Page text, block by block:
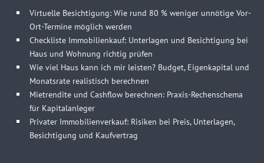
Virtuelle Besichtigung: Wie rund 80 % weniger unnötige Vor-
Ort-Termine möglich werden
Checkliste Immobilienkauf: Unterlagen und Besichtigung bei
Haus und Wohnung richtig prüfen
Wie viel Haus kann ich mir leisten? Budget, Eigenkapital und
Monatsrate realistisch berechnen
Mietrendite und Cashflow berechnen: Praxis-Rechenschema
für Kapitalanleger
Privater Immobilienverkauf: Risiken bei Preis, Unterlagen,
Besichtigung und Kaufvertrag